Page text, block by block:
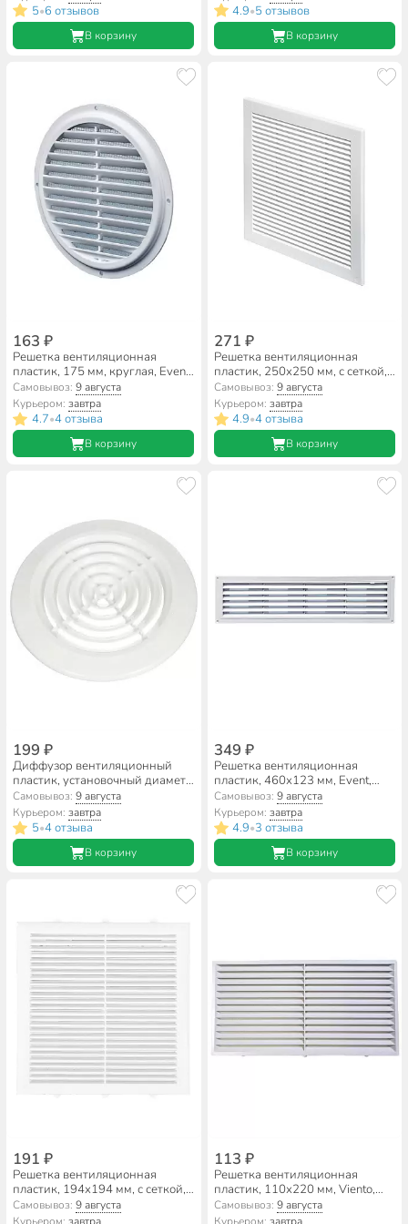
5•6 отзывов
В корзину
4.9•5 отзывов
В корзину
163 ₽
Решетка вентиляционная
пластик, 175 мм, круглая, Event,
Э175Н
Самовывоз:9 августа
Курьером:завтра
4.7•4 отзыва
В корзину
271 ₽
Решетка вентиляционная
пластик, 250х250 мм, с сеткой,
Viento, 2525TRU
Самовывоз: 9 августа
Курьером: завтра
4.9•4 отзыва
В корзину
199 ₽
Диффузор вентиляционный
пластик, установочный диаметр
100 мм, с фланцем d145 мм,
Event, ПКС 145/100
Самовывоз:9 августа
Курьером:завтра
5•4 отзыва
В корзину
349 ₽
Решетка вентиляционная
пластик, 460х123 мм, Event,
Э4613
Самовывоз: 9 августа
Курьером: завтра
4.9•3 отзыва
В корзину
191 ₽
Решетка вентиляционная
пластик, 194х194 мм, с сеткой,
Event, П1919С
Самовывоз:9 августа
113 ₽
Решетка вентиляционная
пластик, 110х220 мм, Viento,
1122В
Самовывоз: 9 августа